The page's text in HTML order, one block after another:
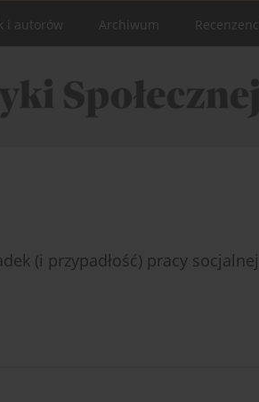
i autorów Archiwum Recenzenci
(i przypadłość) pracy socjalnej